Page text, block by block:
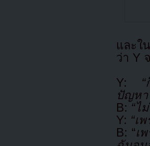
และใ
ว่า Y
Y:
ปัญหา
B: “ไ
Y: “เ
B: “เ